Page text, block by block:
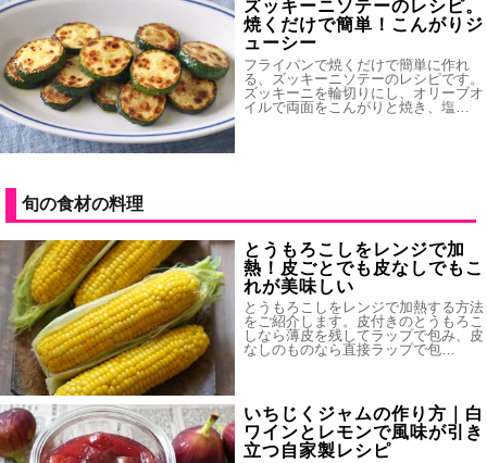
ズッキーニソテーのレシピ。
焼くだけで簡単！こんがりジ
ューシー
フライパンで焼くだけで簡単に作れ
る、ズッキーニソテーのレシピです。
ズッキーニを輪切りにし、オリーブオ
イルで両面をこんがりと焼き、塩…
旬の食材の料理
とうもろこしをレンジで加
熱！皮ごとでも皮なしでもこ
れが美味しい
とうもろこしをレンジで加熱する方法
をご紹介します。皮付きのとうもろこ
しなら薄皮を残してラップで包み、皮
なしのものなら直接ラップで包…
いちじくジャムの作り方｜白
ワインとレモンで風味が引き
立つ自家製レシピ